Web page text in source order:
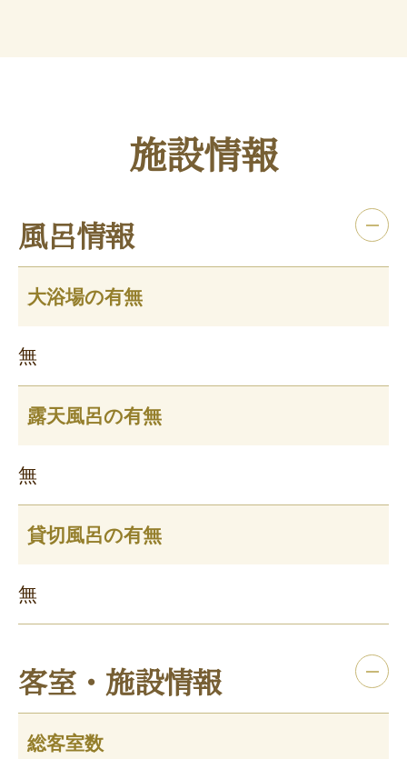
施設情報
風呂情報
大浴場の有無
無
露天風呂の有無
無
貸切風呂の有無
無
客室・施設情報
総客室数